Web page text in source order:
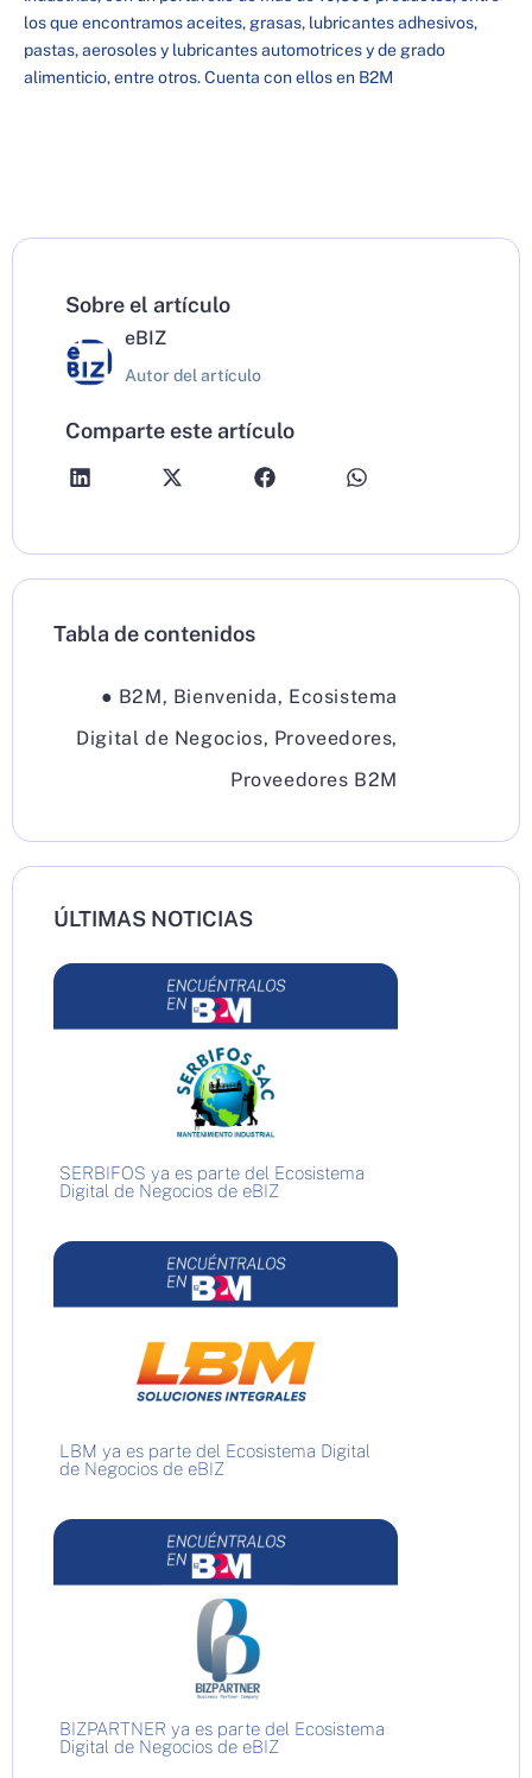
los que encontramos aceites, grasas, lubricantes adhesivos,
pastas, aerosoles y lubricantes automotrices y de grado
alimenticio, entre otros. Cuenta con ellos en B2M
Sobre el artículo
eBIZ
Autor del artículo
Comparte este artículo
Tabla de contenidos
● B2M, Bienvenida, Ecosistema
Digital de Negocios, Proveedores,
Proveedores B2M
ÚLTIMAS NOTICIAS
SERBIFOS ya es parte del Ecosistema
Digital de Negocios de eBIZ
LBM ya es parte del Ecosistema Digital
de Negocios de eBIZ
BIZPARTNER ya es parte del Ecosistema
Digital de Negocios de eBIZ